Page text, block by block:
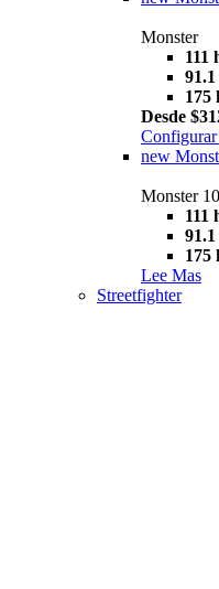
Monster
111
175
Desde
Configurar
new
Monster
111
175
Lee Mas
Streetfighter